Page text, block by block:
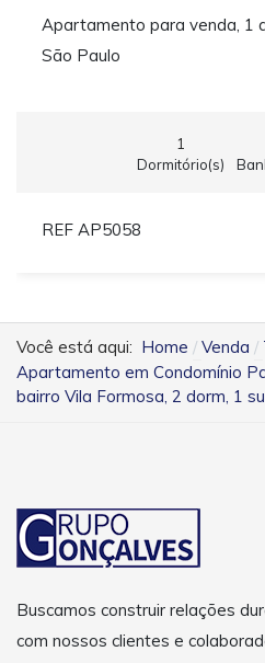
Apartamento para venda, 1
São Paulo
1
Dormitório(s)
REF AP5058
Você está aqui: Home Venda
Apartamento em Condomínio
bairro Vila Formosa, 2 dorm, 1
Buscamos construir relações
com nossos clientes e